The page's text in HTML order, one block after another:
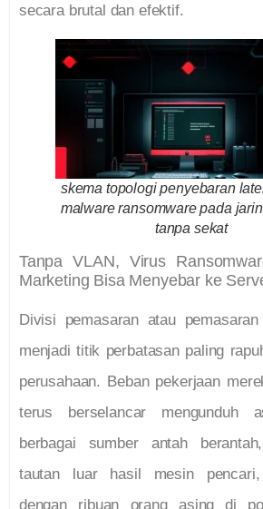
secara brutal dan efektif.
skema topologi penyebaran
malware ransomware pada
tanpa sekat
Tanpa VLAN, Virus
Marketing Bisa Menyebar ke
Divisi pemasaran atau
menjadi titik perbatasan paling
perusahaan. Beban pekerjaan
terus berselancar mengunduh
berbagai sumber antah
tautan luar hasil mesin
dengan ribuan orang asing di